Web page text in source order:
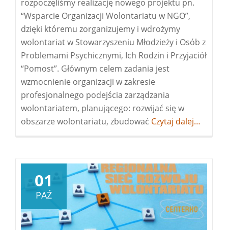
rozpoczęliśmy realizację nowego projektu pn.
“Wsparcie Organizacji Wolontariatu w NGO”,
dzięki któremu zorganizujemy i wdrożymy
wolontariat w Stowarzyszeniu Młodzieży i Osób z
Problemami Psychicznymi, Ich Rodzin i Przyjaciół
“Pomost”. Głównym celem zadania jest
wzmocnienie organizacji w zakresie
profesjonalnego podejścia zarządzania
wolontariatem, planującego: rozwijać się w
obszarze wolontariatu, zbudować Więcej
NGO!
Czytaj dalej…
01
PAŹ